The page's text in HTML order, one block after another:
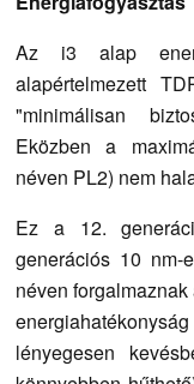
Az i3 alap
alapértelmezett
"minimálisan
Eközben a
néven PL2) nem
Ez a 12.
generációs 10
néven
lényegesen